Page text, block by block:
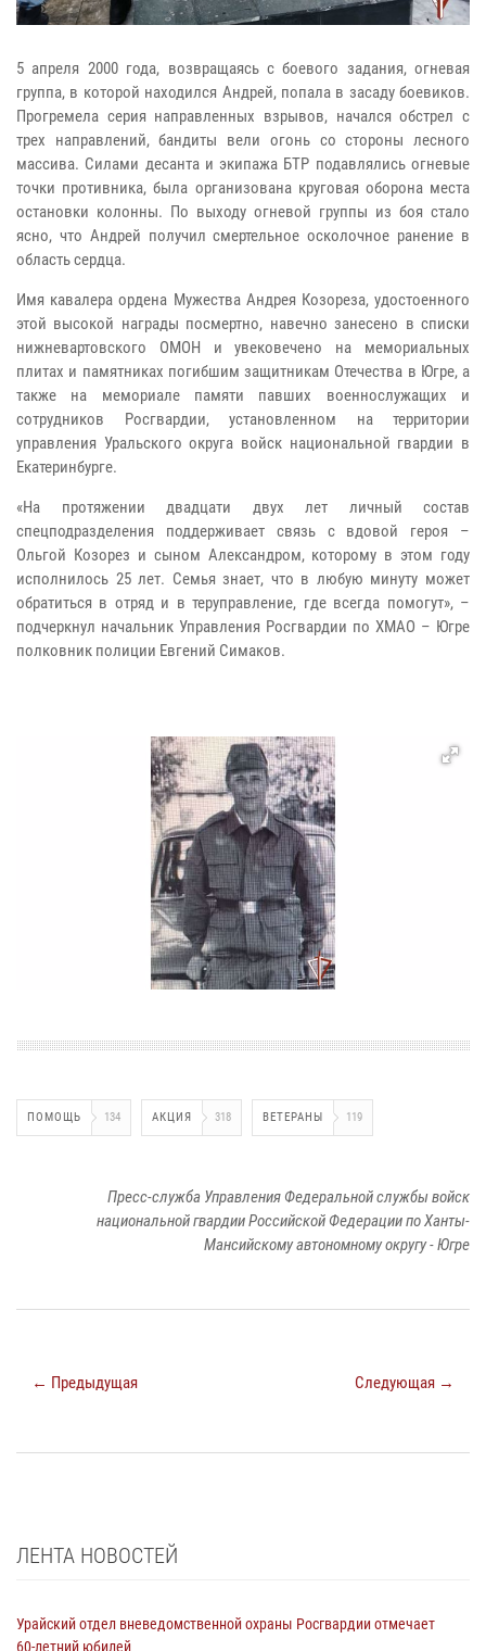
5 апреля 2000 года, возвращаясь с боевого задания, огневая
группа, в которой находился Андрей, попала в засаду боевиков.
Прогремела серия направленных взрывов, начался обстрел с
трех направлений, бандиты вели огонь со стороны лесного
массива. Силами десанта и экипажа БТР подавлялись огневые
точки противника, была организована круговая оборона места
остановки колонны. По выходу огневой группы из боя стало
ясно, что Андрей получил смертельное осколочное ранение в
область сердца.
Имя кавалера ордена Мужества Андрея Козореза, удостоенного
этой высокой награды посмертно, навечно занесено в списки
нижневартовского ОМОН и увековечено на мемориальных
плитах и памятниках погибшим защитникам Отечества в Югре, а
также на мемориале памяти павших военнослужащих и
сотрудников Росгвардии, установленном на территории
управления Уральского округа войск национальной гвардии в
Екатеринбурге.
«На протяжении двадцати двух лет личный состав
спецподразделения поддерживает связь с вдовой героя –
Ольгой Козорез и сыном Александром, которому в этом году
исполнилось 25 лет. Семья знает, что в любую минуту может
обратиться в отряд и в теруправление, где всегда помогут», –
подчеркнул начальник Управления Росгвардии по ХМАО – Югре
полковник полиции Евгений Симаков.
ПОМОЩЬ 134 АКЦИЯ 318 ВЕТЕРАНЫ 119
Пресс-служба Управления Федеральной службы войск
национальной гвардии Российской Федерации по Ханты-
Мансийскому автономному округу - Югре
← Предыдущая Следующая →
ЛЕНТА НОВОСТЕЙ
Урайский отдел вневедомственной охраны Росгвардии отмечает
60-летний юбилей